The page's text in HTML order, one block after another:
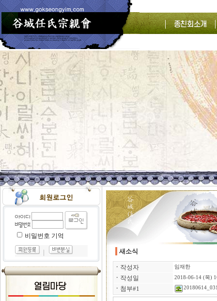
비밀번호 기억
새소식
ㆍ 작성자 임재한
ㆍ 작성일 2018-06-14 (목)
ㆍ 첨부#1